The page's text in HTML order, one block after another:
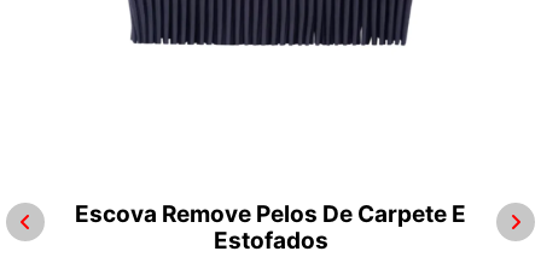
Escova Remove Pelos De Carpete E
Estofados